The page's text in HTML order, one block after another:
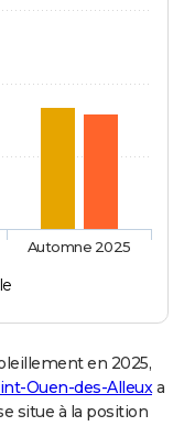
Automne 2025
en 2025,
Ouen-des-Alleuxa
situe à la position